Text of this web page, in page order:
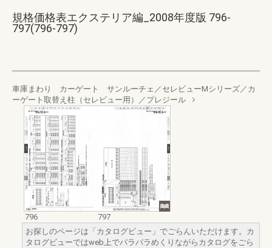
規格価格表エクステリア編_2008年度版 796-
797(796-797)
車庫まわり カーゲート サンルーチェ／セレビューMシリーズ／カ
ーゲート取替え柱（セレビュー用）／プレジール
796
797
お探しのページは「カタログビュー」でごらんいただけます。カ
タログビューではweb上でパラパラめくりながらカタログをごら